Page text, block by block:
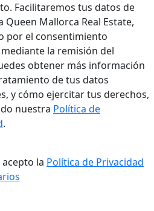
Facilitaremos tus datos de
Queen Mallorca Real Estate,
por el consentimiento
la remisión del
obtener más información
de tus datos
y cómo ejercitar tus derechos,
nuestra Política de
.
la Política de Privacidad